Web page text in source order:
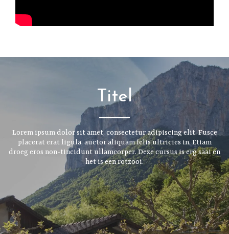
Titel
Lorem ipsum dolor sit amet, consectetur adipiscing elit. Fusce
placerat erat ligula, auctor aliquam felis ultricies in. Etiam
droeg eros non-tincidunt ullamcorper. Deze cursus is erg saai en
het is een rotzooi.